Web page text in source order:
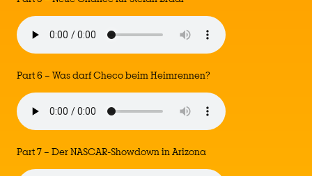
Part 6 – Was darf Checo beim Heimrennen?
Part 7 – Der NASCAR-Showdown in Arizona